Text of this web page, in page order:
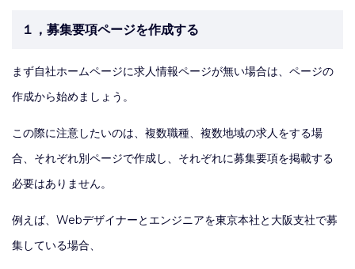
１，募集要項ページを作成する
まず自社ホームページに求人情報ページが無い場合は、ページの
作成から始めましょう。
この際に注意したいのは、複数職種、複数地域の求人をする場
合、それぞれ別ページで作成し、それぞれに募集要項を掲載する
必要はありません。
例えば、Webデザイナーとエンジニアを東京本社と大阪支社で募
集している場合、